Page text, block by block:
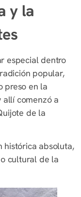
y la
especial dentro
popular,
preso en la
allí comenzó a
de la
histórica absoluta,
cultural de la